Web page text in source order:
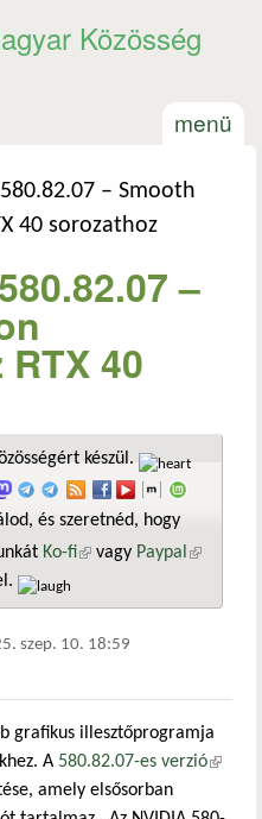
Közösség
menü
– Smooth
40 sorozathoz
–
40
készül.
és szeretnéd, hogy
Ko-fi(külső hivatkozás)
vagy Paypal
szep. 10. 18:59
grafikus illesztőprogramja
A 580.82.07-es verzió(külső
amely elsősorban